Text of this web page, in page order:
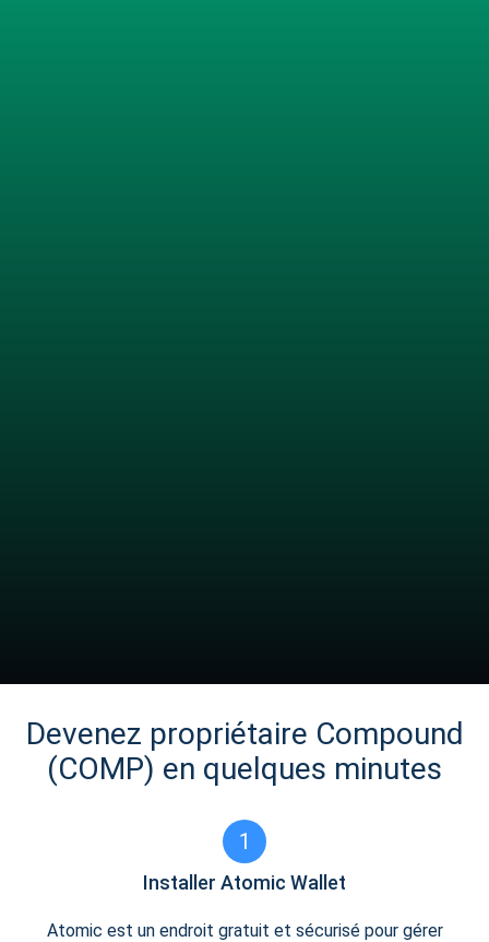
Devenez propriétaire Compound
(COMP) en quelques minutes
1
Installer Atomic Wallet
Atomic est un endroit gratuit et sécurisé pour gérer